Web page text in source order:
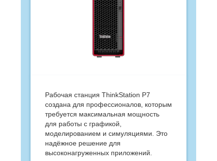
Рабочая станция ThinkStation P7
создана для профессионалов, которым
требуется максимальная мощность
для работы с графикой,
моделированием и симуляциями. Это
надёжное решение для
высоконагруженных приложений.